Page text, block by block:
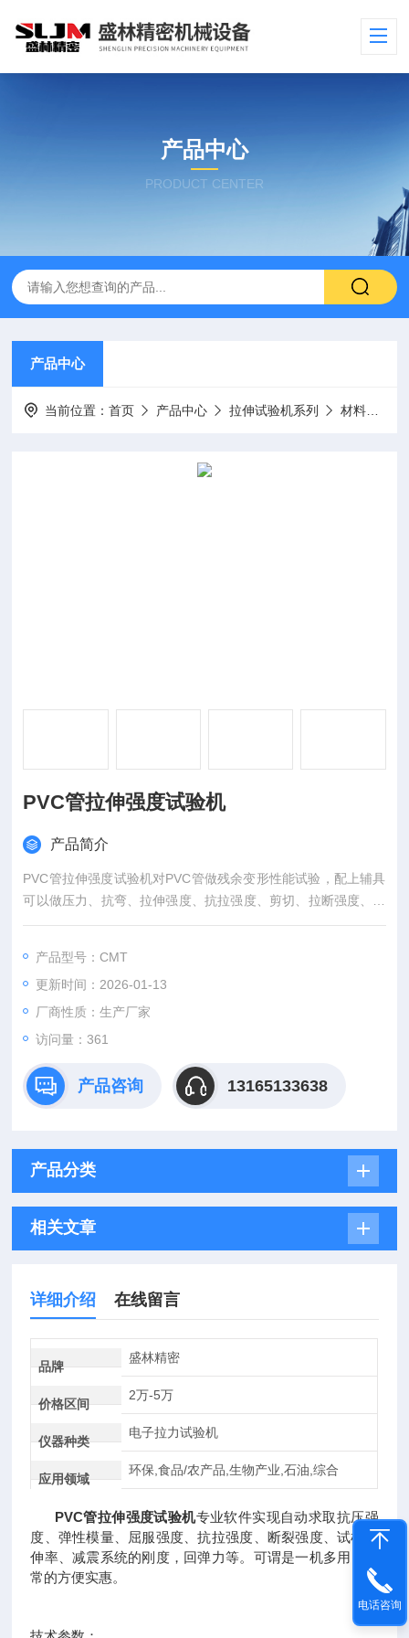
产品中心
PRODUCT CENTER
产品中心
当前位置：首页 产品中心 拉伸试验机系列 材料拉伸试验机
PVC管拉伸强度试验机
产品简介
PVC管拉伸强度试验机对PVC管做残余变形性能试验，配上辅具
可以做压力、抗弯、拉伸强度、抗拉强度、剪切、拉断强度、弹
性模量、伸长率、延伸率等性能测试。
产品型号：CMT
更新时间：2026-01-13
厂商性质：生产厂家
访问量：361
产品咨询 13165133638
产品分类
相关文章
详细介绍 在线留言
品牌
盛林精密
价格区间
2万-5万
仪器种类
电子拉力试验机
应用领域
环保,食品/农产品,生物产业,石油,综合
PVC管拉伸强度试验机专业软件实现自动求取抗压强
度、弹性模量、屈服强度、抗拉强度、断裂强度、试样延
伸率、减震系统的刚度，回弹力等。可谓是一机多用，非
常的方便实惠。
电话咨询